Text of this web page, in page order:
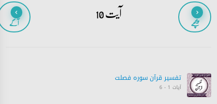
پیچھے آیت 10 آگے
تفسیر قرآن سورہ ‎فصلت
آیات 1 - 6